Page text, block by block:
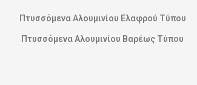
Πτυσσόμενα Αλουμινίου Ελαφρού Τύπου
Πτυσσόμενα Αλουμινίου Βαρέως Τύπου